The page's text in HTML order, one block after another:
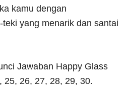
kamu dengan
yang menarik dan santai
Jawaban Happy Glass
25, 26, 27, 28, 29, 30.